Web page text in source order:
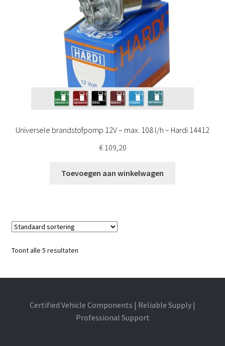
Universele brandstofpomp 12V – max. 108 l/h – Hardi 14412
€109,20
Toevoegen aan winkelwagen
Toont alle 5 resultaten
Certified Vehicle Components | Reliable Supply |
Professional Support